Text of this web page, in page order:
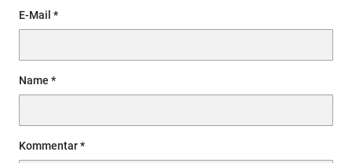
E-Mail
Name
Kommentar